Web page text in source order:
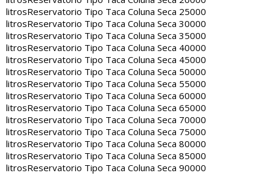
litrosReservatorio Tipo Taca Coluna Seca 25000
litrosReservatorio Tipo Taca Coluna Seca 30000
litrosReservatorio Tipo Taca Coluna Seca 35000
litrosReservatorio Tipo Taca Coluna Seca 40000
litrosReservatorio Tipo Taca Coluna Seca 45000
litrosReservatorio Tipo Taca Coluna Seca 50000
litrosReservatorio Tipo Taca Coluna Seca 55000
litrosReservatorio Tipo Taca Coluna Seca 60000
litrosReservatorio Tipo Taca Coluna Seca 65000
litrosReservatorio Tipo Taca Coluna Seca 70000
litrosReservatorio Tipo Taca Coluna Seca 75000
litrosReservatorio Tipo Taca Coluna Seca 80000
litrosReservatorio Tipo Taca Coluna Seca 85000
litrosReservatorio Tipo Taca Coluna Seca 90000